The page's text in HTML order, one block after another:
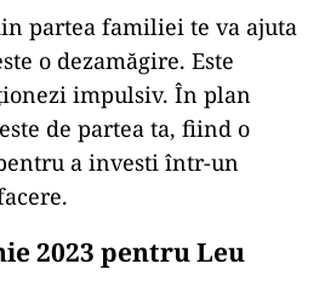
partea familiei te va ajuta
o dezamăgire. Este
impulsiv. În plan
de partea ta, fiind o
a investi într-un
2023 pentru Leu